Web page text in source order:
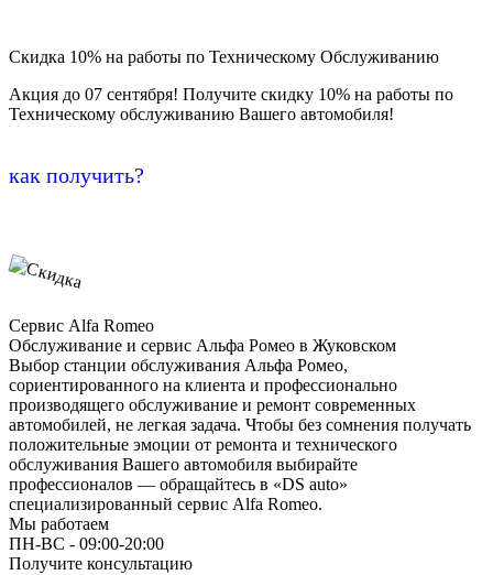
Скидка 10% на работы по Техническому Обслуживанию
Акция до 07 сентября! Получите скидку 10% на работы по
Техническому обслуживанию Вашего автомобиля!
как получить?
Сервис Alfa Romeo
Обслуживание и сервис Альфа Ромео в Жуковском
Выбор станции обслуживания Альфа Ромео,
сориентированного на клиента и профессионально
производящего обслуживание и ремонт современных
автомобилей, не легкая задача. Чтобы без сомнения получать
положительные эмоции от ремонта и технического
обслуживания Вашего автомобиля выбирайте
профессионалов — обращайтесь в «DS auto»
специализированный сервис Alfa Romeo.
Мы работаем
ПН-ВC - 09:00-20:00
Получите консультацию